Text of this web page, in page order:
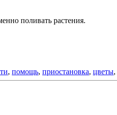
поливать растения.
, помощь, приостановка, цветы,